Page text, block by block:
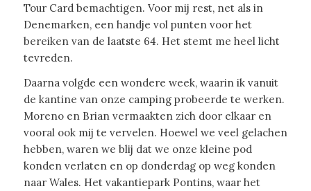
Tour Card bemachtigen. Voor mij rest, net als in
Denemarken, een handje vol punten voor het
bereiken van de laatste 64. Het stemt me heel licht
tevreden.
Daarna volgde een wondere week, waarin ik vanuit
de kantine van onze camping probeerde te werken.
Moreno en Brian vermaakten zich door elkaar en
vooral ook mij te vervelen. Hoewel we veel gelachen
hebben, waren we blij dat we onze kleine pod
konden verlaten en op donderdag op weg konden
naar Wales. Het vakantiepark Pontins, waar het